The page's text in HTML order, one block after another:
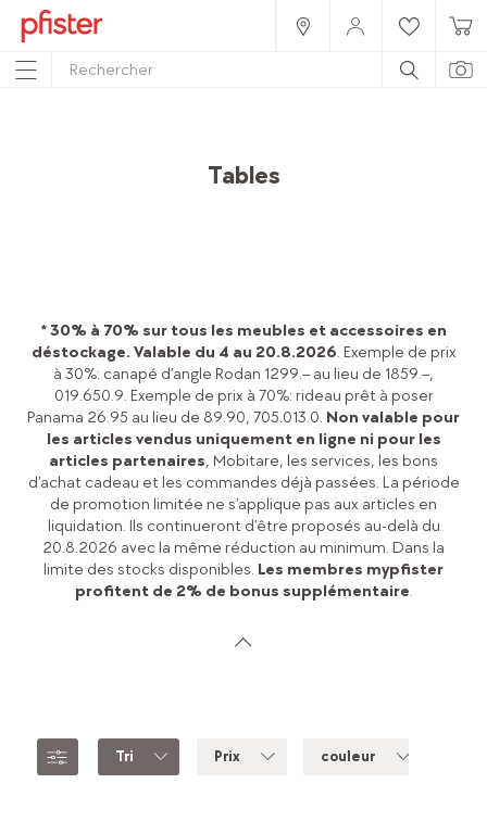
Tables à manger
Tables
* 30% à 70% sur tous les meubles et accessoires en
déstockage. Valable du 4 au 20.8.2026. Exemple de prix
à 30%: canapé d’angle Rodan 1299.– au lieu de 1859.–,
019.650.9. Exemple de prix à 70%: rideau prêt à poser
Panama 26.95 au lieu de 89.90, 705.013.0. Non valable pour
les articles vendus uniquement en ligne ni pour les
articles partenaires, Mobitare, les services, les bons
d’achat cadeau et les commandes déjà passées. La période
de promotion limitée ne s’applique pas aux articles en
liquidation. Ils continueront d’être proposés au-delà du
20.8.2026 avec la même réduction au minimum. Dans la
limite des stocks disponibles. Les membres mypfister
profitent de 2% de bonus supplémentaire.
Tri Prix couleur